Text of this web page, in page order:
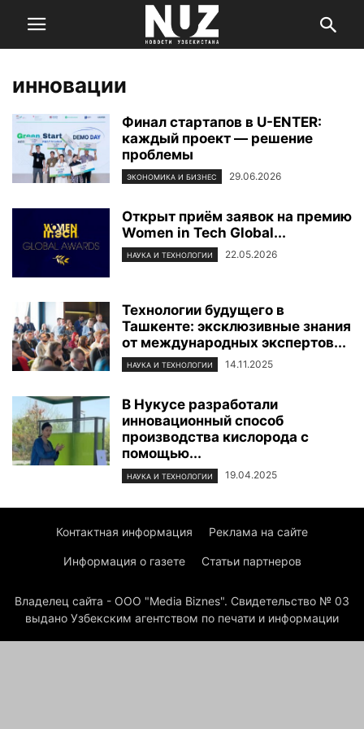
инновации
Финал стартапов в U-ENTER:
каждый проект — решение
проблемы
ЭКОНОМИКА И БИЗНЕС 29.06.2026
Открыт приём заявок на премию
Women in Tech Global...
НАУКА И ТЕХНОЛОГИИ 22.05.2026
Технологии будущего в
Ташкенте: эксклюзивные знания
от международных экспертов...
НАУКА И ТЕХНОЛОГИИ 14.11.2025
В Нукусе разработали
инновационный способ
производства кислорода с
помощью...
НАУКА И ТЕХНОЛОГИИ 19.04.2025
Контактная информация Реклама на сайте
Информация о газете Статьи партнеров
Владелец сайта - ООО "Media Biznes". Свидетельство № 03
выдано Узбекским агентством по печати и информации